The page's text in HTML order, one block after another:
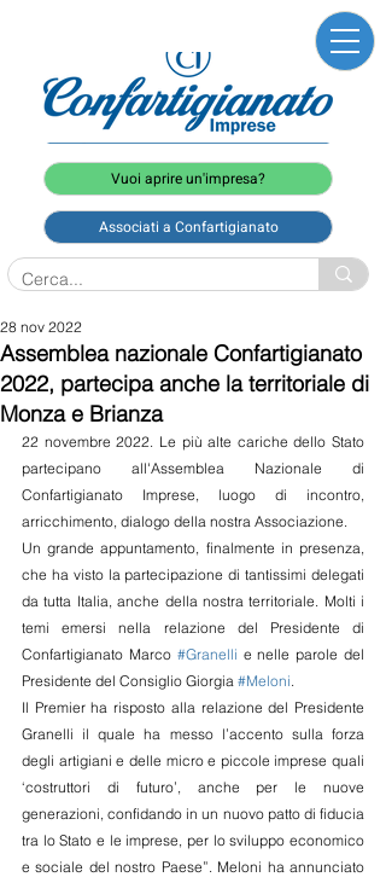
Vuoi aprire un'impresa?
Associati a Confartigianato
Assemblea nazionale Confartigianato
2022, partecipa anche la territoriale di
Monza e Brianza
28 nov 2022
22 novembre 2022. Le più alte cariche dello Stato
partecipano all'Assemblea Nazionale di
Confartigianato Imprese, luogo di incontro,
arricchimento, dialogo della nostra Associazione.
Un grande appuntamento, finalmente in presenza,
che ha visto la partecipazione di tantissimi delegati
da tutta Italia, anche della nostra territoriale. Molti i
temi emersi nella relazione del Presidente di
Confartigianato Marco #Granelli e nelle parole del
Presidente del Consiglio Giorgia #Meloni.
Il Premier ha risposto alla relazione del Presidente
Granelli il quale ha messo l’accento sulla forza
degli artigiani e delle micro e piccole imprese quali
‘costruttori di futuro’, anche per le nuove
generazioni, confidando in un nuovo patto di fiducia
tra lo Stato e le imprese, per lo sviluppo economico
e sociale del nostro Paese”. Meloni ha annunciato